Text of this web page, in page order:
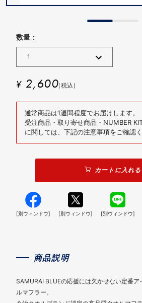
数量 :
¥ 2,600(税込)
通常商品は1週間程度でお届けします。
受注商品・取り寄せ商品・NUMBER
に関しては、下記の注意事項をご確認く
カートに入れる
[別ウィンドウ] [別ウィンドウ] [別ウィンドウ]
商品説明
SAMURAI BLUEの応援には欠かせない定番ア
ルマフラー。